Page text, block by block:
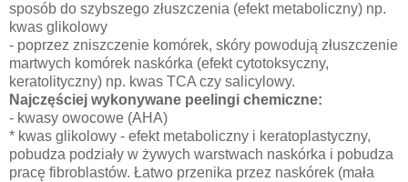
sposób do szybszego złuszczenia (efekt metaboliczny) np.
kwas glikolowy
- poprzez zniszczenie komórek, skóry powodują złuszczenie
martwych komórek naskórka (efekt cytotoksyczny,
keratolityczny) np. kwas TCA czy salicylowy.
Najczęściej wykonywane peelingi chemiczne:
- kwasy owocowe (AHA)
* kwas glikolowy - efekt metaboliczny i keratoplastyczny,
pobudza podziały w żywych warstwach naskórka i pobudza
pracę fibroblastów. Łatwo przenika przez naskórek (mała